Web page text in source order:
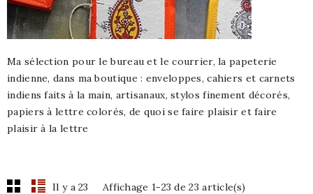
Ma sélection pour le bureau et le courrier, la papeterie
indienne, dans ma boutique : enveloppes, cahiers et carnets
indiens faits à la main, artisanaux, stylos finement décorés,
papiers à lettre colorés, de quoi se faire plaisir et faire
plaisir à la lettre
Il y a 23
Affichage 1-23 de 23 article(s)